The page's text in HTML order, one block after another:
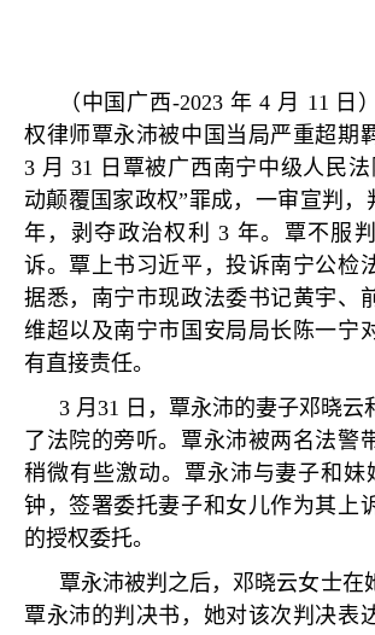
（中国广西-2023 年 4 月 11 日
权律师覃永沛被中国当局严重超期
3 月 31 日覃被广西南宁中级人民
动颠覆国家政权”罪成，一审宣判，
年，剥夺政治权利
3 年。覃不服
诉。覃上书习近平，投诉南宁公检
据悉，南宁市现政法委书记黄宇、
维超以及南宁市国安局局长陈一宁
有直接责任。
3 月 31 日，覃永沛的妻子邓晓云
了法院的旁听。覃永沛被两名法警
稍微有些激动。覃永沛与妻子和妹
钟，签署委托妻子和女儿作为其上
的授权委托。
覃永沛被判之后，邓晓云女士在
覃永沛的判决书，她对该次判决表